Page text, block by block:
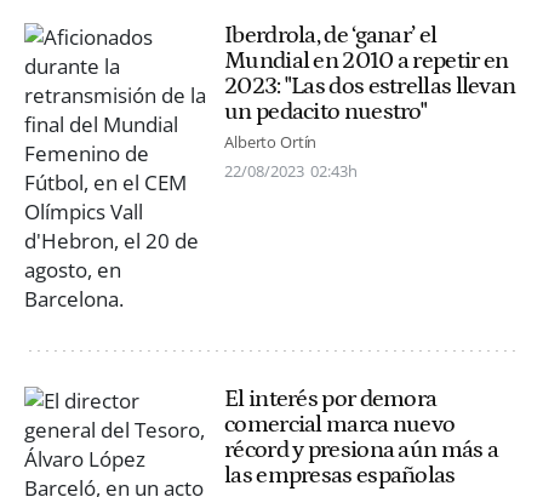
Iberdrola, de ‘ganar’ el
Mundial en 2010 a repetir en
2023: "Las dos estrellas llevan
un pedacito nuestro"
Alberto Ortín
22/08/2023 02:43h
El interés por demora
comercial marca nuevo
récord y presiona aún más a
las empresas españolas